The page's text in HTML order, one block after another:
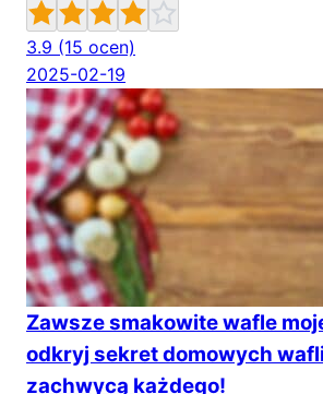
3.9 (15 ocen)
2025-02-19
Zawsze smakowite wafle
odkryj sekret domowych
zachwycą każdego!